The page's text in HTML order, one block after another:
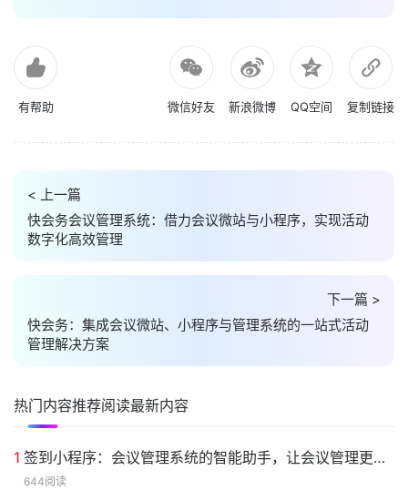
赞助定价：基于展位流量数据制定差异化赞助方案
长期运营：构建客户生命周期价值模型，指导会员
体系设计
#会议微站
议 #智能签到 #互动营销 #数据中台 #快会务案例 #活动策划
有帮助 微信好友 新浪微博 QQ空间 复制链接
< 上一篇
快会务会议管理系统：借力会议微站与小程序，实现活动
数字化高效管理